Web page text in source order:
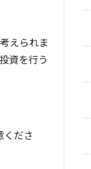
えられま
資を行う
くださ